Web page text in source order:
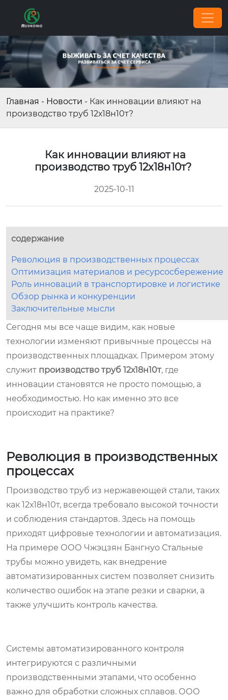
Главная - Новости - Как инновации влияют на
производство труб 12х18н10т?
Как инновации влияют на
производство труб 12х18н10т?
2025-10-11
содержание
Революция в производственных процессах
Оптимизация материалов и ресурсосбережение
Роль инноваций в транспортировке и логистике
Обзор рынка и конкуренции
Заключительные мысли
Сегодня мы все чаще видим, как новые
технологии изменяют привычные процессы на
производственных площадках. Примером этому
служит производство труб 12х18н10т, где
инновации становятся не просто помощью, а
необходимостью. Но как именно это все
происходит на практике?
Революция в производственных
процессах
Производство труб из нержавеющей стали, таких
как 12х18н10т, всегда требовало высокой точности
и соблюдения стандартов. Здесь на помощь
приходят цифровые технологии и автоматизация.
На примере ООО Чжэцзян Бангнуо Стальные
трубы можно увидеть, как внедрение
автоматизированных систем позволяет снизить
количество ошибок на этапе резки и сварки, а
также улучшить контроль качества.
Системы автоматизированного контроля
интегрируются с различными
производственными этапами, что особенно
важно для обработки сложных сплавов. ООО